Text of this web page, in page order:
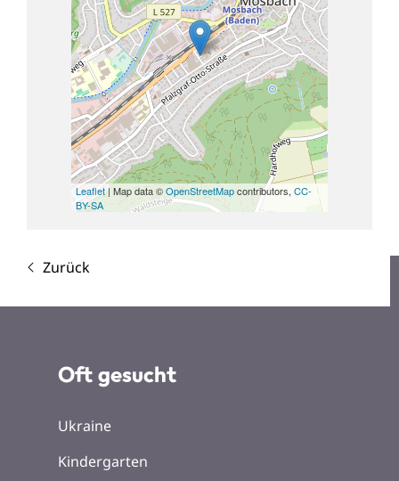
Leaflet| Map data ©OpenStreetMapcontributors, CC-
BY-SA
Zurück
Oft gesucht
Ukraine
Kindergarten